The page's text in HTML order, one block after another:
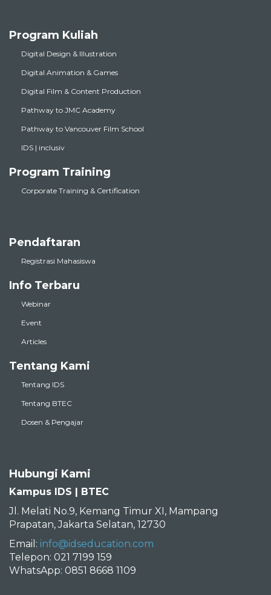
Program Kuliah
Digital Design & Illustration
Digital Animation & Games
Digital Film & Content Production
Pathway to JMC Academy
Pathway to Vancouver Film School
IDS | inclusiv
Program Training
Corporate Training & Certification
Pendaftaran
Registrasi Mahasiswa
Info Terbaru
Webinar
Event
Articles
Tentang Kami
Tentang IDS
Tentang BTEC
Dosen & Pengajar
Hubungi Kami
Kampus IDS | BTEC
Jl. Melati No.9, Kemang Timur XI, Mampang
Prapatan, Jakarta Selatan, 12730
Email: info@idseducation.com
Telepon: 021 7199 159
WhatsApp: 0851 8668 1109